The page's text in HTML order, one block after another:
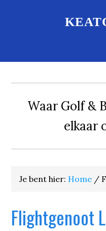
Waar Golf &
elkaar
Je bent hier: Home /
Flightgenoot